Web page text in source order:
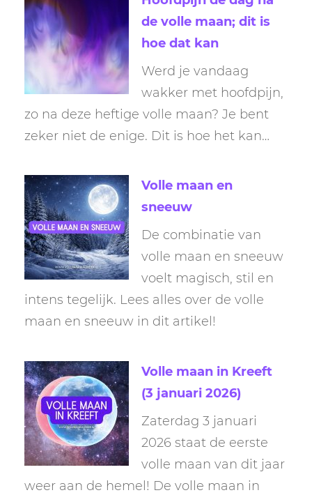
de volle maan; dit is
hoe dat kan
Werd je vandaag
wakker met hoofdpijn,
zo na deze heftige volle maan? Je bent
zeker niet de enige. Dit is hoe het kan…
Volle maan en
sneeuw
De combinatie van
volle maan en sneeuw
voelt magisch, stil en
intens tegelijk. Lees alles over de volle
maan en sneeuw in dit artikel!
Volle maan in Kreeft
(3 januari 2026)
Zaterdag 3 januari
2026 staat de eerste
volle maan van dit jaar
weer aan de hemel! De volle maan in